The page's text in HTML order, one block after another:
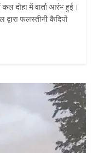
दोहा में वार्ता आरंभ हुई।
फलस्तीनी कैदियों